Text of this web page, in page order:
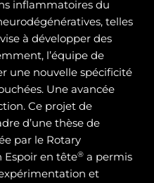
inflammatoires du
telles
à développer des
l’équipe de
une nouvelle spécificité
Une avancée
Ce projet de
d’une thèse de
par le Rotary
Espoir en tête® a permis
et